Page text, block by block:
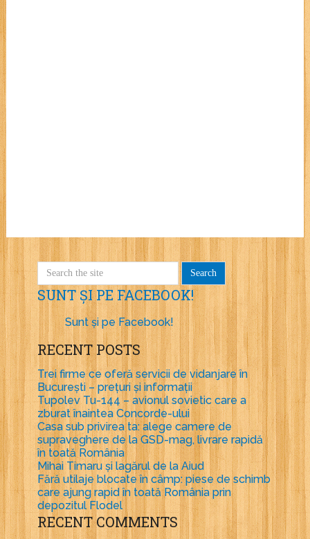
SUNT ȘI PE FACEBOOK!
Sunt și pe Facebook!
RECENT POSTS
Trei firme ce oferă servicii de vidanjare în
București – prețuri și informații
Tupolev Tu-144 – avionul sovietic care a
zburat înaintea Concorde-ului
Casa sub privirea ta: alege camere de
supraveghere de la GSD-mag, livrare rapidă
în toată România
Mihai Timaru și lagărul de la Aiud
Fără utilaje blocate în câmp: piese de schimb
care ajung rapid în toată România prin
depozitul Flodel
RECENT COMMENTS